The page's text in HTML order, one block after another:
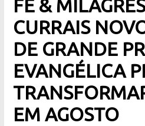
FÉ &
CURRAIS
DE GRANDE
EVANGÉLICA
EM AGOSTO